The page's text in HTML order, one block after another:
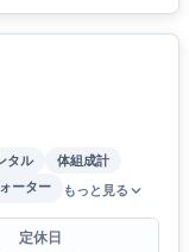
タル
体組成計
ーター もっと見る
定休日